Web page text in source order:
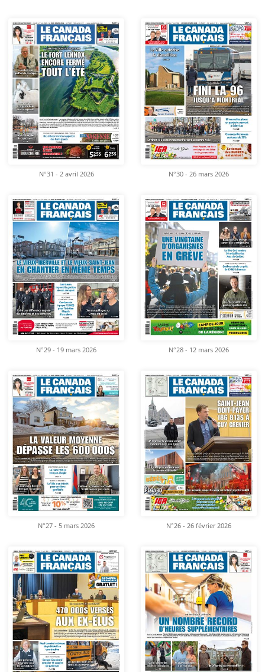
N°31 - 2 avril 2026 N°30 - 26 mars 2026
N°29 - 19 mars 2026 N°28 - 12 mars 2026
N°27 - 5 mars 2026 N°26 - 26 février 2026